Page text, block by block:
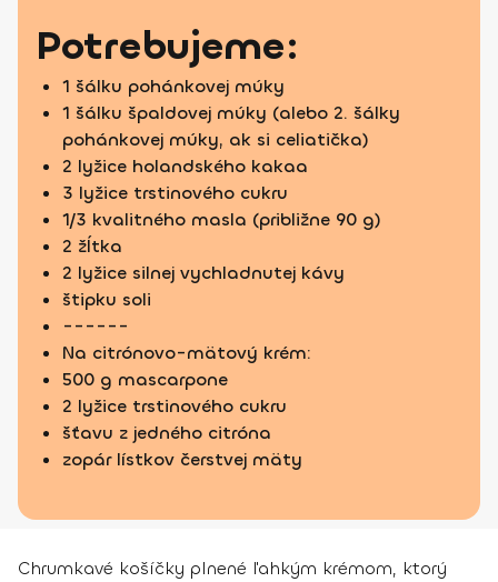
Potrebujeme:
1 šálku pohánkovej múky
1 šálku špaldovej múky (alebo 2. šálky
pohánkovej múky, ak si celiatička)
2 lyžice holandského kakaa
3 lyžice trstinového cukru
1/3 kvalitného masla (približne 90 g)
2 žĺtka
2 lyžice silnej vychladnutej kávy
štipku soli
------
Na citrónovo-mätový krém:
500 g mascarpone
2 lyžice trstinového cukru
šťavu z jedného citróna
zopár lístkov čerstvej mäty
Chrumkavé košíčky plnené ľahkým krémom, ktorý